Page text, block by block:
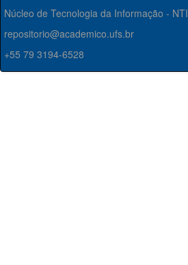
Núcleo de Tecnologia da Informação - NTI
repositorio@academico.ufs.br
+55 79 3194-6528